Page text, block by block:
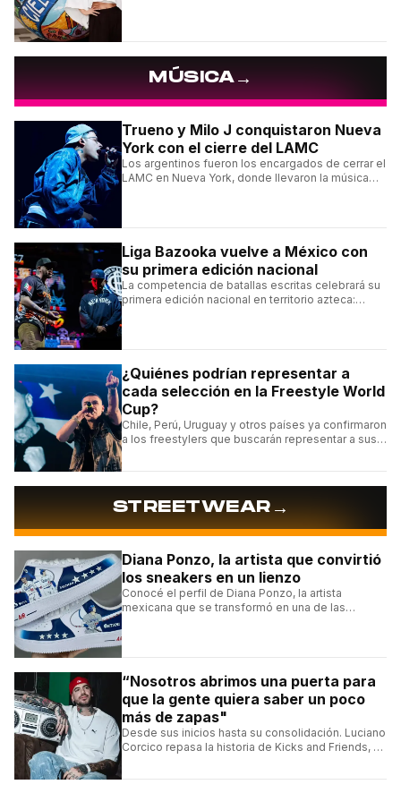
MÚSICA→
Trueno y Milo J conquistaron Nueva
York con el cierre del LAMC
Los argentinos fueron los encargados de cerrar el
LAMC en Nueva York, donde llevaron la música
Liga Bazooka vuelve a México con
su primera edición nacional
La competencia de batallas escritas celebrará su
primera edición nacional en territorio azteca:
¿Quiénes podrían representar a
cada selección en la Freestyle World
Cup?
Chile, Perú, Uruguay y otros países ya confirmaron
a los freestylers que buscarán representar a sus
STREETWEAR→
Diana Ponzo, la artista que convirtió
los sneakers en un lienzo
Conocé el perfil de Diana Ponzo, la artista
mexicana que se transformó en una de las
“Nosotros abrimos una puerta para
que la gente quiera saber un poco
más de zapas"
Desde sus inicios hasta su consolidación. Luciano
Corcico repasa la historia de Kicks and Friends, el